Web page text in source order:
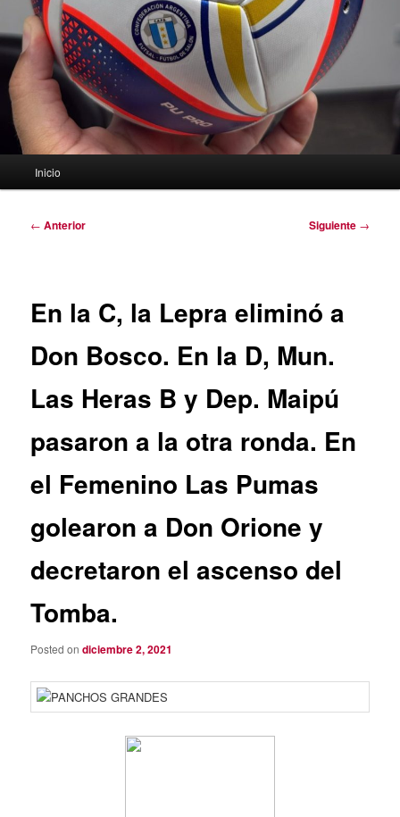
Inicio
Navegación
← Anterior Siguiente →
En la C, la Lepra eliminó a
Don Bosco. En la D, Mun.
Las Heras B y Dep. Maipú
pasaron a la otra ronda. En
el Femenino Las Pumas
golearon a Don Orione y
decretaron el ascenso del
Tomba.
Posted ondiciembre 2, 2021